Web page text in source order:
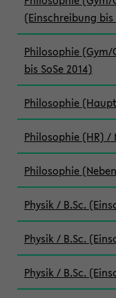
(Einschreibung bis
Philosophie
bis SoSe 2014)
Philosophie
Philosophie (HR) /
Philosophie
Physik / B.Sc.
Physik / B.Sc.
Physik / B.Sc.